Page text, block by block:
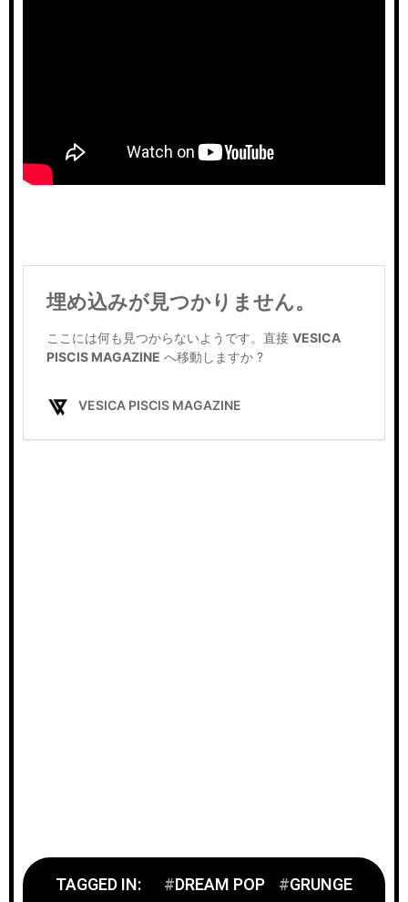
TAGGED IN: DREAM POP GRUNGE